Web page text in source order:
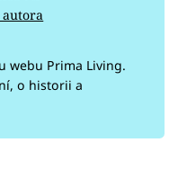
autora
webu Prima Living.
o historii a